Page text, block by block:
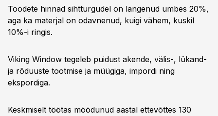
Toodete hinnad sihtturgudel on langenud umbes 20%,
aga ka materjal on odavnenud, kuigi vähem, kuskil
10%-i ringis.
Viking Window tegeleb puidust akende, välis-, lükand-
ja rõduuste tootmise ja müügiga, impordi ning
ekspordiga.
Keskmiselt töötas möödunud aastal ettevõttes 130